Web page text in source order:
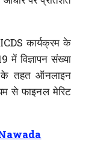
कार्यक्रम के
में विज्ञापन संख्या
तहत ऑनलाइन
से फाइनल मेरिट